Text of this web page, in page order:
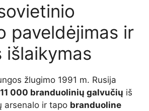
paveldėjimas ir
išlaikymas
žlugimo 1991 m. Rusija
11 000 branduolinių galvučių iš
arsenalo ir tapo branduoline